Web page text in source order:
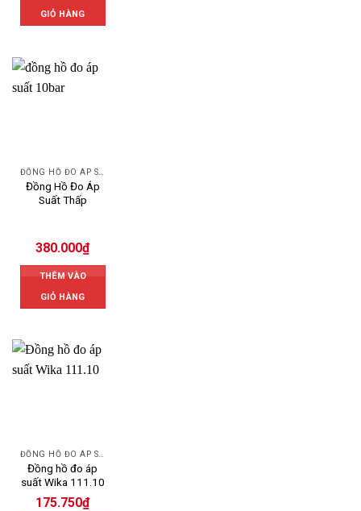
GIỎ HÀNG
Đồng Hồ Đo Áp
Suất Thấp
380.000₫
THÊM VÀO
GIỎ HÀNG
Đồng hồ đo áp
suất Wika 111.10
175.750₫